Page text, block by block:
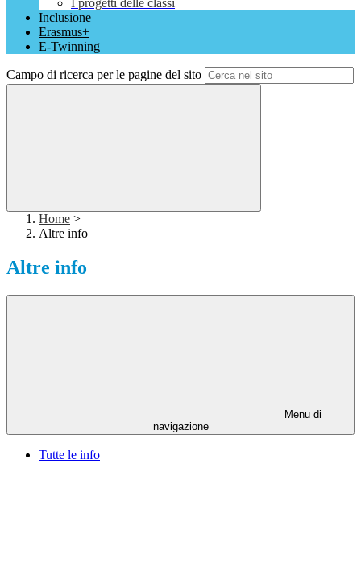
I progetti delle classi
Inclusione
Erasmus+
E-Twinning
Campo di ricerca per le pagine del sito
Home >
Altre info
Altre info
Menu di
navigazione
Tutte le info